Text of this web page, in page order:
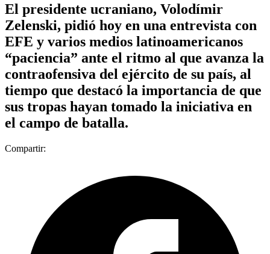
El presidente ucraniano, Volodímir
Zelenski, pidió hoy en una entrevista con
EFE y varios medios latinoamericanos
“paciencia” ante el ritmo al que avanza la
contraofensiva del ejército de su país, al
tiempo que destacó la importancia de que
sus tropas hayan tomado la iniciativa en
el campo de batalla.
Compartir: